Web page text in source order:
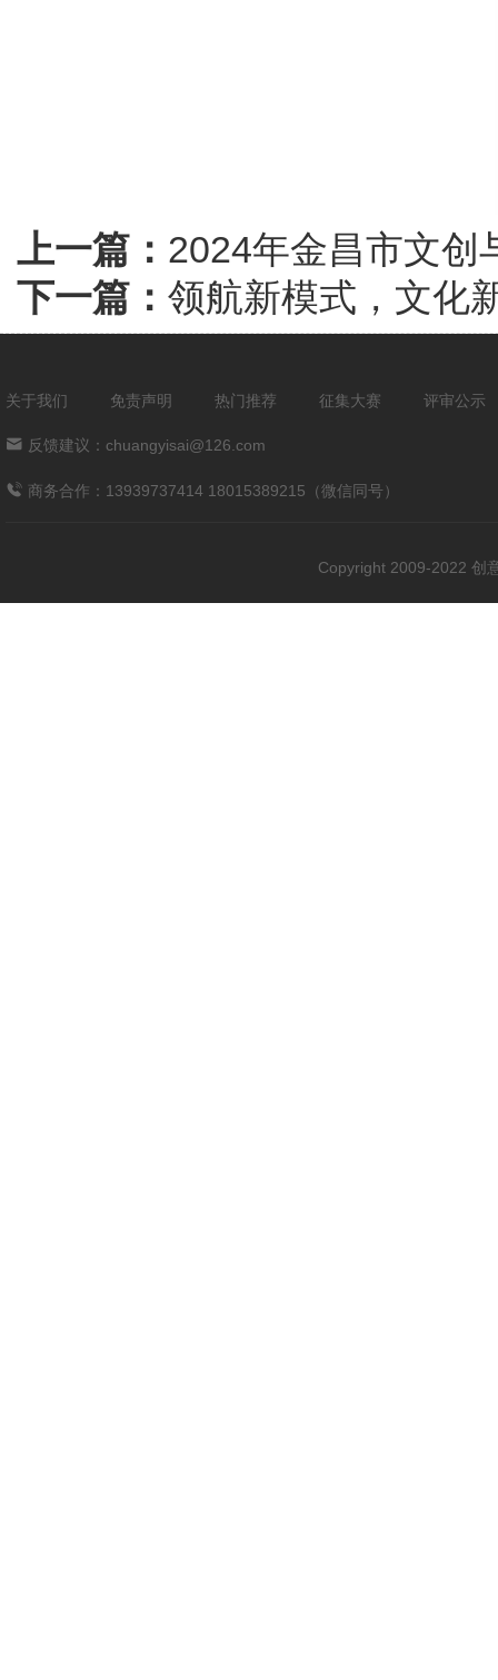
上一篇： 2024年金昌市文创
下一篇： 领航新模式，文化
关于我们 免责声明 热门推荐 征集大赛 评审公示
反馈建议：chuangyisai@126.com
商务合作：13939737414 18015389215（微信同号）
Copyright 2009-2022 创